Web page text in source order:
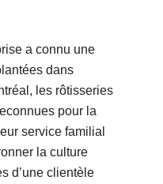
a connu une
dans
les rôtisseries
pour la
service familial
la culture
d’une clientèle